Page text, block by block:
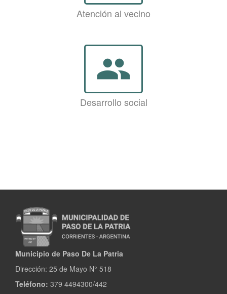
Atención al vecino
group
Desarrollo social
Municipio de Paso De La Patria
Dirección: 25 de Mayo N° 518
Teléfono: 379 4494300/442